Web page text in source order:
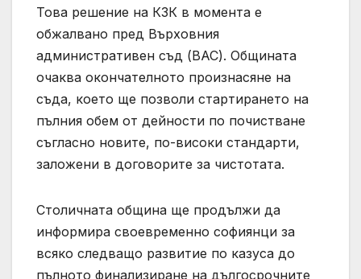
Това решение на КЗК в момента е
обжалвано пред Върховния
административен съд (ВАС). Общината
очаква окончателното произнасяне на
съда, което ще позволи стартирането на
пълния обем от дейности по почистване
съгласно новите, по-високи стандарти,
заложени в договорите за чистотата.
Столичната община ще продължи да
информира своевременно софиянци за
всяко следващо развитие по казуса до
пълното финализиране на дългосрочните